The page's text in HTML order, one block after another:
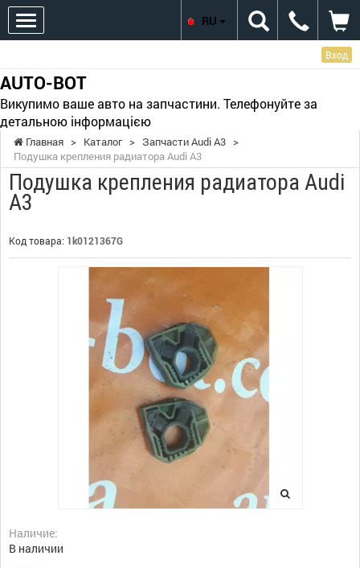
Вход
AUTO-BOT
Викупимо ваше авто на запчастини. Телефонуйте за
детальною інформацією
RU
Главная > Каталог > Запчасти Audi A3 >
Подушка крепления радиатора Audi A3
Подушка крепления радиатора Audi
A3
Код товара: 1k0121367G
Наличие:
В наличии